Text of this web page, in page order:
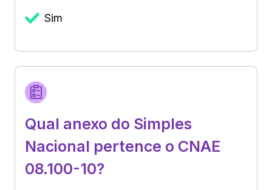
Sim
Qual anexo do Simples
Nacional pertence o CNAE
08.100-10?